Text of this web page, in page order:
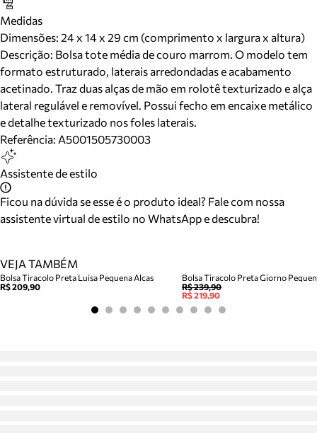
Medidas
Dimensões: 24 x 14 x 29 cm (comprimento x largura x altura)
Descrição: Bolsa tote média de couro marrom. O modelo tem
formato estruturado, laterais arredondadas e acabamento
acetinado. Traz duas alças de mão em rolotê texturizado e alça
lateral regulável e removível. Possui fecho em encaixe metálico
e detalhe texturizado nos foles laterais.
Referência: A5001505730003
Assistente de estilo
Ficou na dúvida se esse é o produto ideal? Fale com nossa
assistente virtual de estilo no WhatsApp e descubra!
VEJA TAMBÉM
Bolsa Tiracolo Preta Luisa Pequena Alcas
R$ 209,90
Bolsa Tiracolo Preta Giorno
R$ 239,90
R$ 219,90